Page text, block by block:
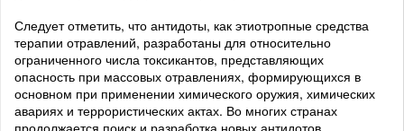
Следует отметить, что антидоты, как этиотропные средства
терапии отравлений, разработаны для относительно
ограниченного числа токсикантов, представляющих
опасность при массовых отравлениях, формирующихся в
основном при применении химического оружия, химических
авариях и террористических актах. Во многих странах
продолжается поиск и разработка новых антидотов,